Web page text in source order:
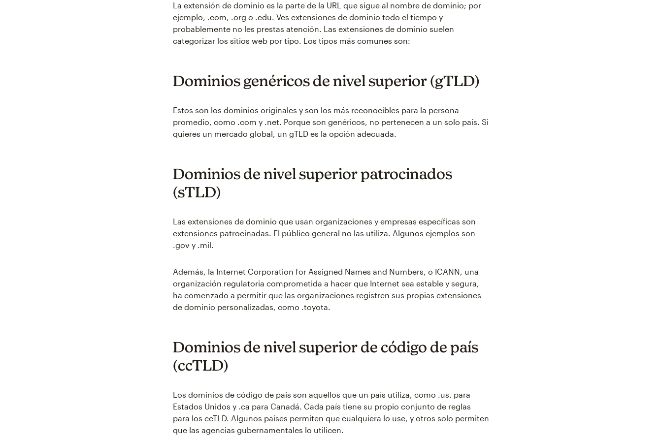
La extensión de dominio es la parte de la URL que sigue al nombre de dominio; por
ejemplo, .com, .org o .edu. Ves extensiones de dominio todo el tiempo y
probablemente no les prestas atención. Las extensiones de dominio suelen
categorizar los sitios web por tipo. Los tipos más comunes son:
Dominios genéricos de nivel superior (gTLD)
Estos son los dominios originales y son los más reconocibles para la persona
promedio, como .com y .net. Porque son genéricos, no pertenecen a un solo país. Si
quieres un mercado global, un gTLD es la opción adecuada.
Dominios de nivel superior patrocinados
(sTLD)
Las extensiones de dominio que usan organizaciones y empresas específicas son
extensiones patrocinadas. El público general no las utiliza. Algunos ejemplos son
.gov y .mil.
Además, la Internet Corporation for Assigned Names and Numbers, o ICANN, una
organización regulatoria comprometida a hacer que Internet sea estable y segura,
ha comenzado a permitir que las organizaciones registren sus propias extensiones
de dominio personalizadas, como .toyota.
Dominios de nivel superior de código de país
(ccTLD)
Los dominios de código de país son aquellos que un país utiliza, como .us. para
Estados Unidos y .ca para Canadá. Cada país tiene su propio conjunto de reglas
para los ccTLD. Algunos países permiten que cualquiera lo use, y otros solo permiten
que las agencias gubernamentales lo utilicen.